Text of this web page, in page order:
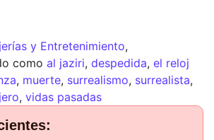
y Entretenimiento,
como al jaziri, despedida, el reloj
, muerte, surrealismo, surrealista,
, vidas pasadas